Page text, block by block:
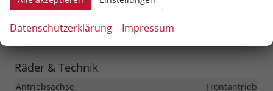
Scheiben, Verglasung
Getönte Scheiben, Privacy Glass (Heckscheibe und
hintere Seitenscheiben abgedunkelt), Wärmeschutzglas
Räder & Technik
Antriebsachse
Frontantrieb
Datenschutzerklärung Impressum